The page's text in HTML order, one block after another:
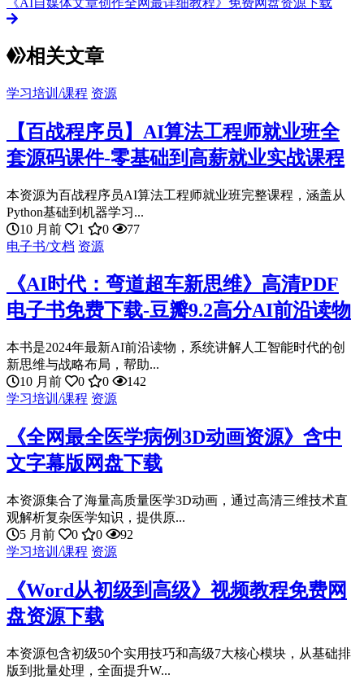
《AI自媒体文章创作全网最详细教程》免费网盘资源下载
相关文章
学习培训/课程 资源
【百战程序员】AI算法工程师就业班全
套源码课件-零基础到高薪就业实战课程
本资源为百战程序员AI算法工程师就业班完整课程，涵盖从
Python基础到机器学习...
10 月前
1 0
77
电子书/文档 资源
《AI时代：弯道超车新思维》高清PDF
电子书免费下载-豆瓣9.2高分AI前沿读物
本书是2024年最新AI前沿读物，系统讲解人工智能时代的创
新思维与战略布局，帮助...
10 月前
0 0
142
学习培训/课程 资源
《全网最全医学病例3D动画资源》含中
文字幕版网盘下载
本资源集合了海量高质量医学3D动画，通过高清三维技术直
观解析复杂医学知识，提供原...
5 月前
0 0
92
学习培训/课程 资源
《Word从初级到高级》视频教程免费网
盘资源下载
本资源包含初级50个实用技巧和高级7大核心模块，从基础排
版到批量处理，全面提升W...